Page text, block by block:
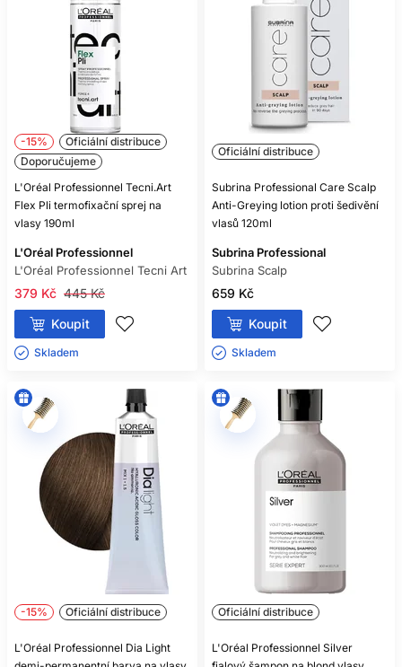
-15%
Oficiální distribuce
Doporučujeme
L'Oréal Professionnel Tecni.Art
Flex Pli termofixační sprej na
vlasy 190ml
L'Oréal Professionnel
L'Oréal Professionnel Tecni Art
445 Kč
379 Kč
Koupit
Skladem ㅤ
Oficiální distribuce
Subrina Professional Care Scalp
Anti-Greying lotion proti šedivění
vlasů 120ml
Subrina Professional
Subrina Scalp
659 Kč
Koupit
Skladem ㅤ
-15% Oficiální distribuce
L'Oréal Professionnel Dia Light
Oficiální distribuce
L'Oréal Professionnel Silver